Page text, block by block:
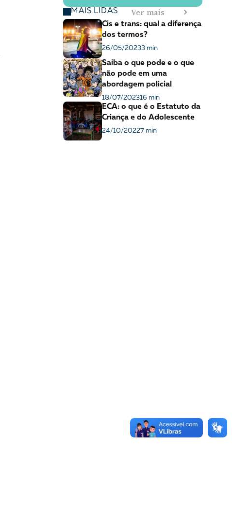
MAIS LIDAS Ver mais
Cis e trans: qual a diferença
dos termos?
26/05/20233 min
Saiba o que pode e o que
não pode em uma
abordagem policial
18/07/202316 min
ECA: o que é o Estatuto da
Criança e do Adolescente
24/10/20227 min